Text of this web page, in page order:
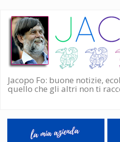
Salta
contenuto
principale
Jacopo Fo: buone notizie,
quello che gli altri non ti